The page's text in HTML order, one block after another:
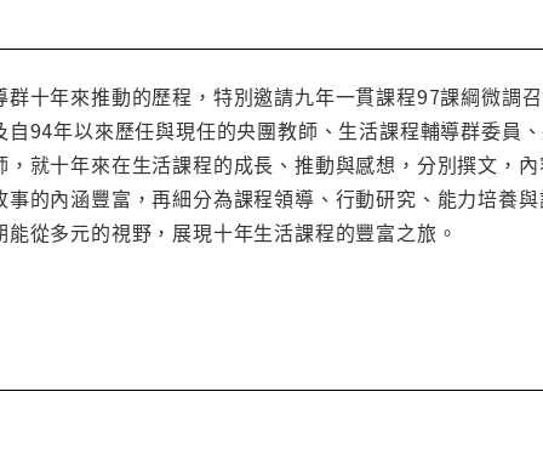
十年來推動的歷程，特別邀請九年一貫課程97課綱微調
94年以來歷任與現任的央團教師、生活課程輔導群委員
就十年來在生活課程的成長、推動與感想，分別撰文，
的內涵豐富，再細分為課程領導、行動研究、能力培養
從多元的視野，展現十年生活課程的豐富之旅。